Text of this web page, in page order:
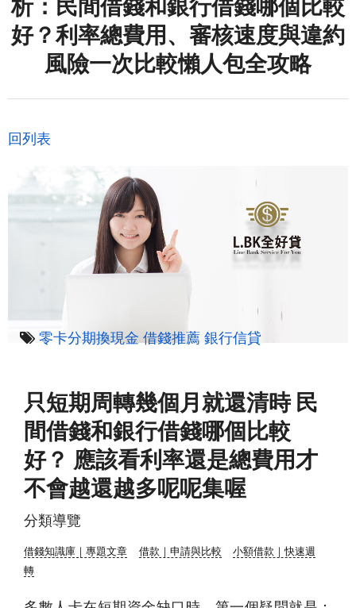
析：民間借錢和銀行借錢哪個比較
好？利率總費用、審核速度與違約
風險一次比較懶人包全攻略
回列表
零卡分期換現金 借錢推薦 銀行信貸
只短期周轉幾個月就還清時 民
間借錢和銀行借錢哪個比較
好？ 應該看利率還是總費用才
不會越還越多呢呢集喔
分類導覽
借錢知識庫｜專題文章 借款｜申請與比較
小額借款｜快速週
轉